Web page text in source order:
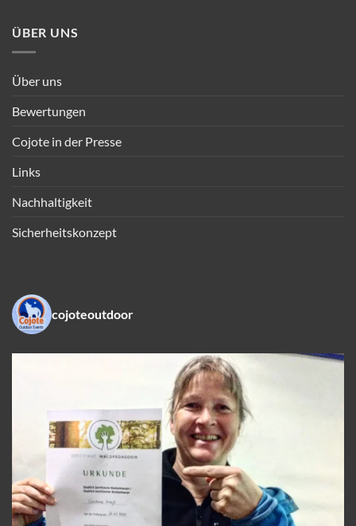
ÜBER UNS
Über uns
Bewertungen
Cojote in der Presse
Links
Nachhaltigkeit
Sicherheitskonzept
cojoteoutdoor